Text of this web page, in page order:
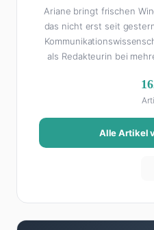
Ariane bringt frischen
das nicht erst seit
als Redakteurin bei
Als Lifestyle-Redakteurin
das Leben schöner
Reise-Tipps über
Beziehungsratgebern,
Ihre Geheimwaffe: Sie
Brunch-Spot der Stadt.
Alle Artikel